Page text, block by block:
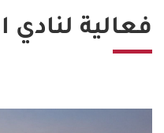
فعالية لنادي